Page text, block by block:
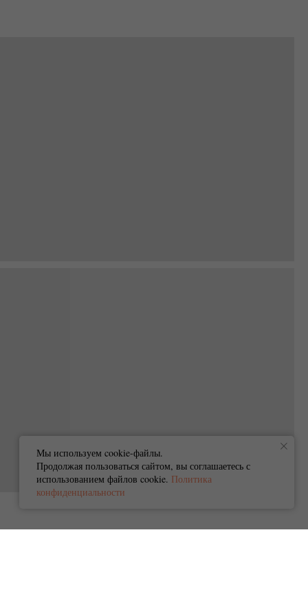
Мы используем cookie-файлы.
Продолжая пользоваться сайтом, вы соглашаетесь с
использованием файлов cookie. Политика
конфиденциальности